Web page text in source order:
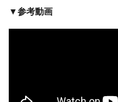
▼参考動画